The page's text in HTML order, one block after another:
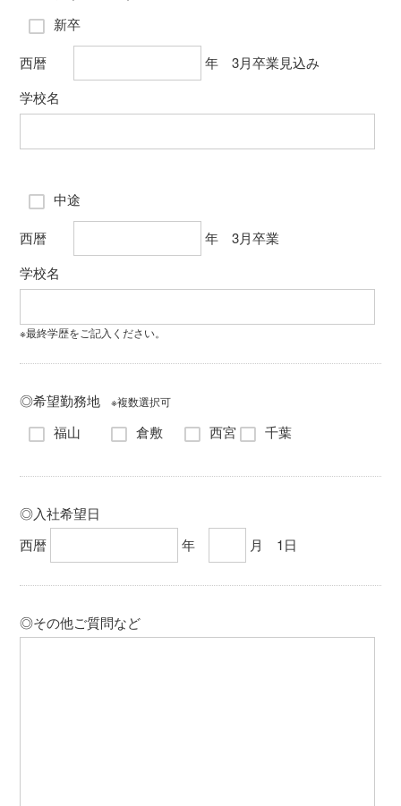
新卒
西暦
年 3月卒業見込み
学校名
中途
西暦
年 3月卒業
学校名
※最終学歴をご記入ください。
◎希望勤務地 ※複数選択可
福山 倉敷 西宮 千葉
◎入社希望日
西暦
年 月 1日
◎その他ご質問など